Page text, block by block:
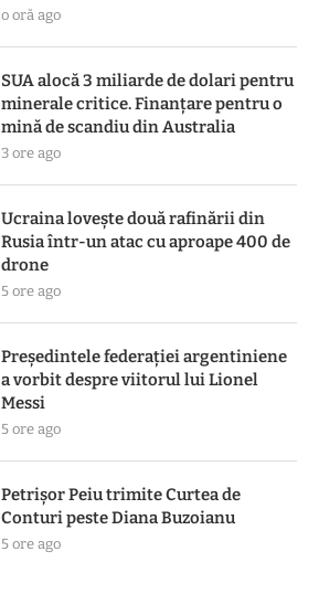
o oră ago
SUA alocă 3 miliarde de dolari pentru
minerale critice. Finanțare pentru o
mină de scandiu din Australia
3 ore ago
Ucraina lovește două rafinării din
Rusia într-un atac cu aproape 400 de
drone
5 ore ago
Președintele federației argentiniene
a vorbit despre viitorul lui Lionel
Messi
5 ore ago
Petrișor Peiu trimite Curtea de
Conturi peste Diana Buzoianu
5 ore ago